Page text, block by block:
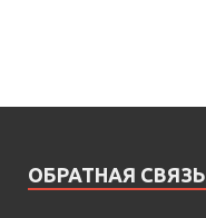
ОБРАТНАЯ СВЯЗЬ